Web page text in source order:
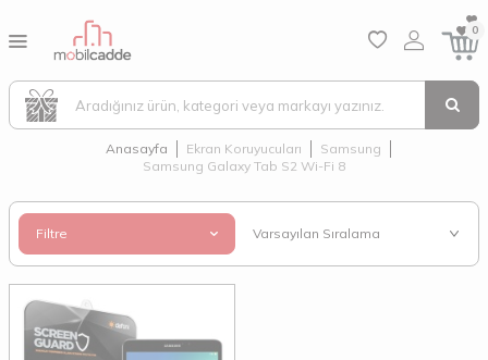
0
Anasayfa Ekran Koruyucuları
Samsung
Samsung Galaxy Tab S2 Wi-Fi 8
Filtre